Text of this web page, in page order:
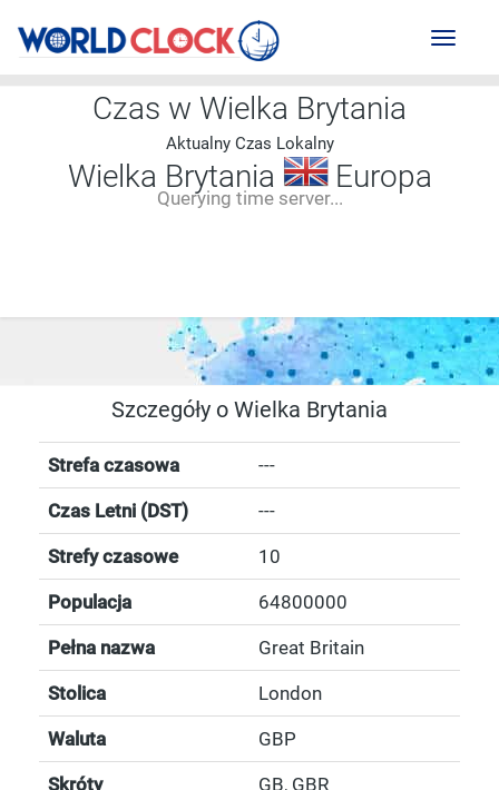
Toggle
Czas w Wielka Brytania
Aktualny Czas Lokalny
Wielka Brytania Europa
Querying time server...
Szczegóły o Wielka Brytania
Strefa czasowa ---
Czas Letni (DST) ---
Strefy czasowe 10
Populacja 64800000
Pełna nazwa Great Britain
Stolica London
Waluta GBP
Skróty GB, GBR